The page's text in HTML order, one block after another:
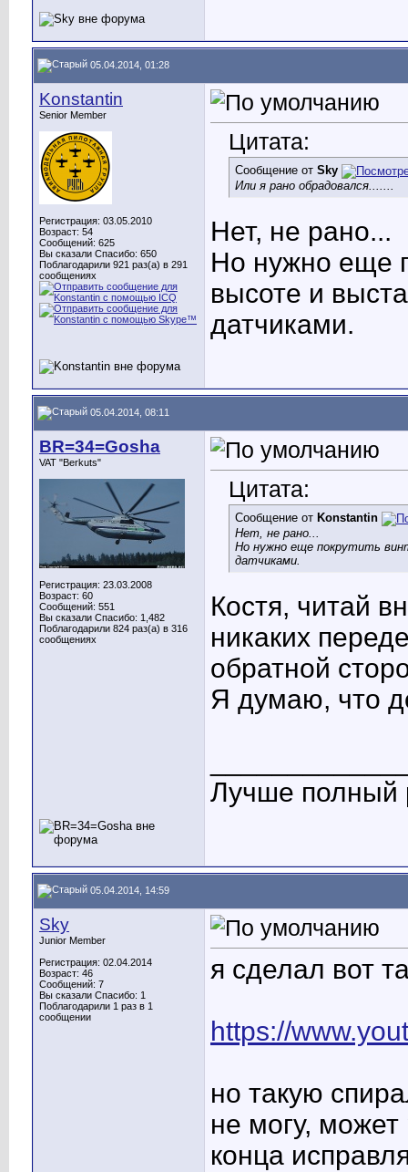
05.04.2014, 01:28
Konstantin
Senior Member
Регистрация: 03.05.2010
Возраст: 54
Сообщений: 625
Вы сказали Спасибо: 650
Поблагодарили 921 раз(а) в 291
сообщениях
Цитата:
Сообщение от Sky
Или я рано обрадовался...
Нет, не рано...
Но нужно еще
высоте и
датчиками.
05.04.2014, 08:11
BR=34=Gosha
VAT "Berkuts"
Регистрация: 23.03.2008
Возраст: 60
Сообщений: 551
Вы сказали Спасибо: 1,482
Поблагодарили 824 раз(а) в 316
сообщениях
Цитата:
Сообщение от Konstantin
Нет, не рано...
Но нужно еще покрутить
датчиками.
Костя, читай
никаких
обратной
Я думаю, что
Лучше полный
05.04.2014, 14:59
Sky
Junior Member
Регистрация: 02.04.2014
Возраст: 46
Сообщений: 7
Вы сказали Спасибо: 1
Поблагодарили 1 раз в 1
сообщении
я сделал вот
https://
но такую
не могу,
конца